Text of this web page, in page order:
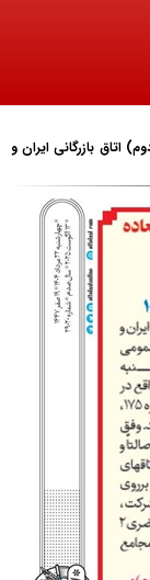
بازرگانی ایران و